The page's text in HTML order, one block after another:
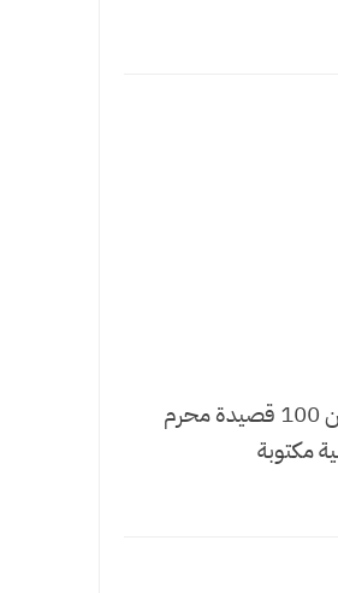
لطميات مكتوبه اكثر من 100 قصيدة محرم